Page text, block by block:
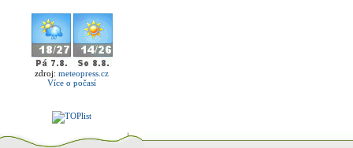
zdroj: meteopress.cz
Více o počasí